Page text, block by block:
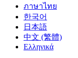
ภาษาไทย
한국어
日本語
中文 (繁體)
Ελληνικά